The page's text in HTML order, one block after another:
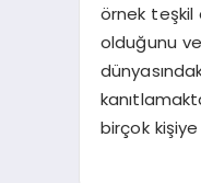
örnek teşkil
olduğunu
birçok